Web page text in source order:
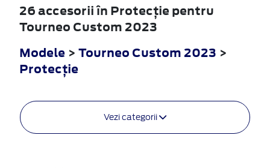
26 accesorii în Protecţie pentru
Tourneo Custom 2023
Modele > Tourneo Custom 2023 >
Protecţie
Vezi categorii